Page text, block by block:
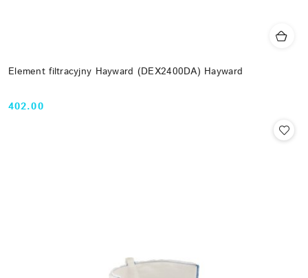
Element filtracyjny Hayward (DEX2400DA) Hayward
Cena:
402.00